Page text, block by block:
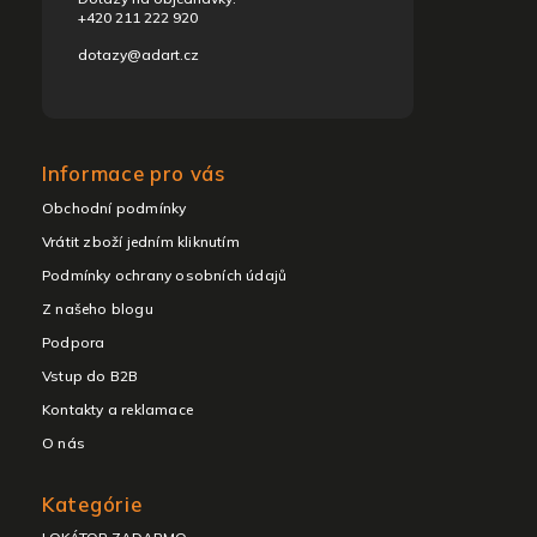
+420 211 222 920
dotazy@adart.cz
Informace pro vás
Obchodní podmínky
Vrátit zboží jedním kliknutím
Podmínky ochrany osobních údajů
Z našeho blogu
Podpora
Vstup do B2B
Kontakty a reklamace
O nás
Kategórie